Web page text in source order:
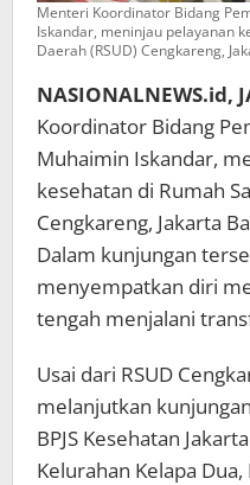
Menteri Koordinator Bidang
Iskandar, meninjau pelayanan
Daerah (RSUD) Cengkareng,
NASIONALNEWS.id,
Koordinator Bidang
Muhaimin Iskandar,
kesehatan di Rumah
Cengkareng, Jakarta
Dalam kunjungan
menyempatkan diri
tengah menjalani
Usai dari RSUD
melanjutkan
BPJS Kesehatan
Kelurahan Kelapa